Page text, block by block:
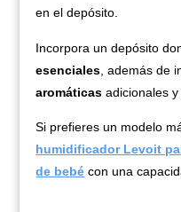
en el depósito.
Incorpora un depósito
esenciales , además de
aromáticas adicionales y
Si prefieres un modelo
humidificador Levoit
de bebé con una